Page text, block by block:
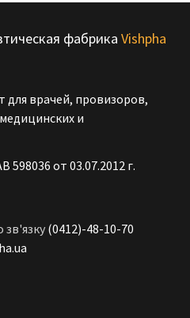
фабрика Vishpha
для врачей, провизоров,
и
от 03.07.2012 г.
зв'язку (0412)-48-10-70